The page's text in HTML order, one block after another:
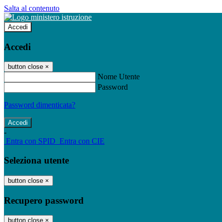
Salta al contenuto
Accedi
Accedi
button close ×
Nome Utente
Password
Password dimenticata?
-
Entra con SPID Entra con CIE
Seleziona utente
button close ×
Recupero password
button close ×